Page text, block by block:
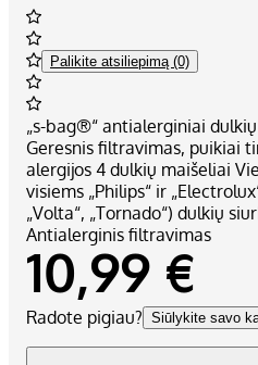
Palikite atsiliepimą (0)
„s-bag®“ antialerginiai
Geresnis filtravimas, puikiai
alergijos 4 dulkių maišeliai
visiems „Philips“ ir
„Volta“, „Tornado“) dulkių
Antialerginis filtravimas
10,99 €
Radote pigiau? Siūlykite savo